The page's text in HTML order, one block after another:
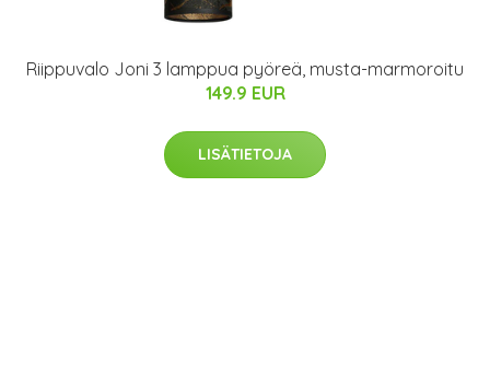
Riippuvalo Joni 3 lamppua pyöreä, musta-marmoroitu
149.9 EUR
LISÄTIETOJA